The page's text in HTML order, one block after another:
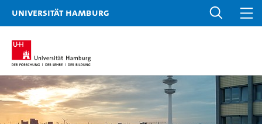
Universität Hamburg